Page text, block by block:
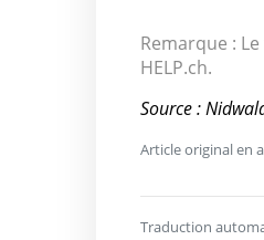
Remarque :
HELP.ch.
Source :
Article original en
Traduction